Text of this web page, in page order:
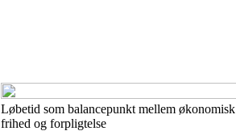
Løbetid som balancepunkt mellem økonomisk
frihed og forpligtelse